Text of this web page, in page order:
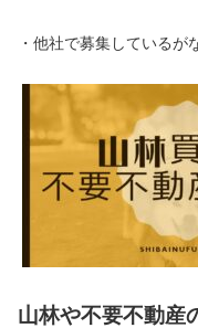
・他社で募集しているが
山林や不要不動産